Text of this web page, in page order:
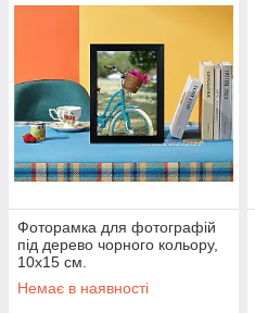
Фоторамка для фотографій
під дерево чорного кольору,
10х15 см.
Немає в наявності